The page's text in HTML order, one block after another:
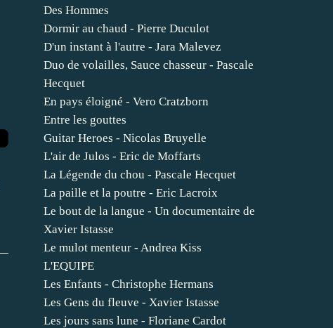
Des Hommes
Dormir au chaud - Pierre Duculot
D'un instant à l'autre - Jara Malevez
Duo de volailles, Sauce chasseur - Pascale
Hecquet
En pays éloigné - Vero Cratzborn
Entre les gouttes
Guitar Heroes - Nicolas Bruyelle
L'air de Julos - Eric de Moffarts
La Légende du chou - Pascale Hecquet
La paille et la poutre - Eric Lacroix
Le bout de la langue - Un documentaire de
Xavier Istasse
Le mulot menteur - Andrea Kiss
L'EQUIPE
Les Enfants - Christophe Hermans
Les Gens du fleuve - Xavier Istasse
Les jours sans lune - Floriane Cardot